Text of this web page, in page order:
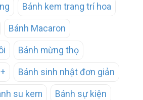
Bánh kem trang trí hoa
Bánh Macaron
Bánh mừng thọ
Bánh sinh nhật đơn giản
su kem Bánh sự kiện